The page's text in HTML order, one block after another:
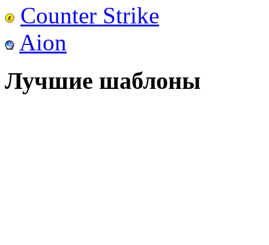
Counter Strike
Aion
Лучшие шаблоны